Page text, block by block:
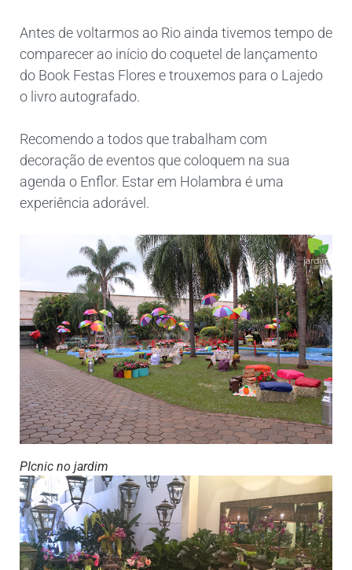
Antes de voltarmos ao Rio ainda tivemos tempo de
comparecer ao início do coquetel de lançamento
do Book Festas Flores e trouxemos para o Lajedo
o livro autografado.
Recomendo a todos que trabalham com
decoração de eventos que coloquem na sua
agenda o Enflor. Estar em Holambra é uma
experiência adorável.
PIcnic no jardim